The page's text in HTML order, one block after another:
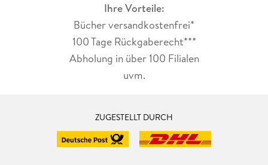
Ihre Vorteile:
Bücher versandkostenfrei*
100 Tage Rückgaberecht***
Abholung in über 100 Filialen
uvm.
ZUGESTELLT DURCH